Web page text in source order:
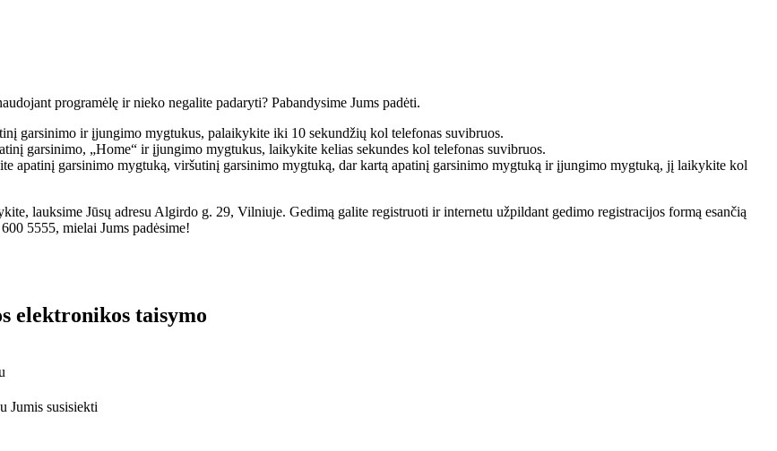
programėlę ir nieko negalite padaryti? Pabandysime Jums padėti.
garsinimo ir įjungimo mygtukus, palaikykite iki 10 sekundžių kol telefonas suvibruos.
garsinimo, „Home“ ir įjungimo mygtukus, laikykite kelias sekundes kol telefonas suvibruos.
apatinį garsinimo mygtuką, viršutinį garsinimo mygtuką, dar kartą apatinį garsinimo mygtuką ir įjungimo mygtuką, jį laikykite kol
lauksime Jūsų adresu Algirdo g. 29, Vilniuje. Gedimą galite registruoti ir internetu užpildant gedimo registracijos formą esančią
5555, mielai Jums padėsime!
elektronikos taisymo
Jumis susisiekti